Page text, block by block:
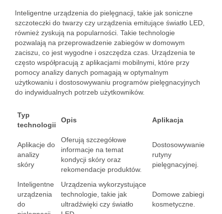
Inteligentne urządzenia do pielęgnacji, takie jak soniczne
szczoteczki do twarzy czy urządzenia emitujące światło LED,
również zyskują na popularności. Takie technologie
pozwalają na przeprowadzenie zabiegów w domowym
zaciszu, co jest wygodne i oszczędza czas. Urządzenia te
często współpracują z aplikacjami mobilnymi, które przy
pomocy analizy danych pomagają w optymalnym
użytkowaniu i dostosowywaniu programów pielęgnacyjnych
do indywidualnych potrzeb użytkowników.
Typ
technologii
Opis Aplikacja
Aplikacje do
analizy
skóry
Oferują szczegółowe
informacje na temat
kondycji skóry oraz
rekomendacje produktów.
Dostosowywanie
rutyny
pielęgnacyjnej.
Inteligentne
urządzenia
do
Urządzenia wykorzystujące
technologie, takie jak
ultradźwięki czy światło
Domowe zabiegi
kosmetyczne.